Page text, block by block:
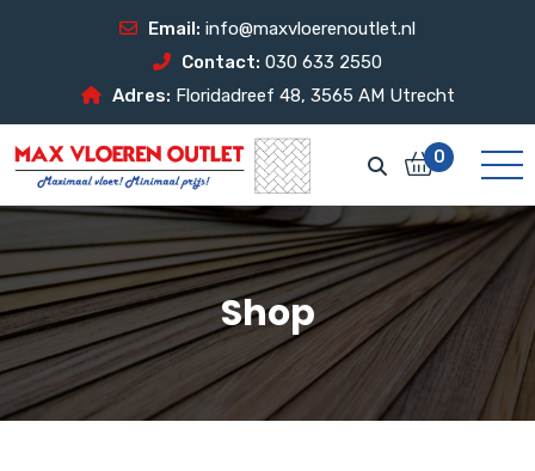
Email: info@maxvloerenoutlet.nl
Contact: 030 633 2550
Adres: Floridadreef 48, 3565 AM Utrecht
0
Shop